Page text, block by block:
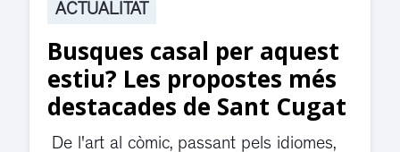
ACTUALITAT
Suspesa l’activitat als
jutjats de Rubí fins
divendres per una fuita
d’aigua